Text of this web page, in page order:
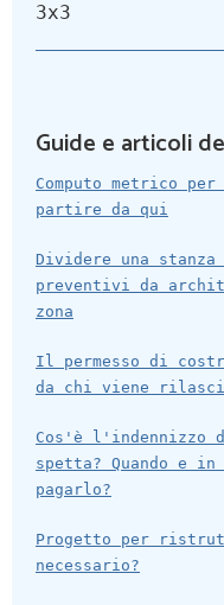
3x3
Guide e articoli
Computo metrico
partire da qui
Dividere una
preventivi da
zona
Il permesso di
da chi viene
Cos'è l'indennizzo
spetta? Quando e in
pagarlo?
Progetto per
necessario?